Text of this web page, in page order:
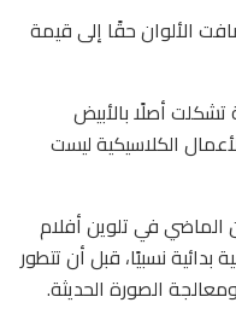
الألوان حقًا إلى قيمة
تشكلت أصلًا بالأبيض
الكلاسيكية ليست
الماضي في تلوين أفلام
بدائية نسبيًا، قبل أن تتطور
الصورة الحديثة.